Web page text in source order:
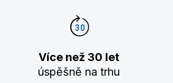
Více než 30 let
úspěšně na trhu